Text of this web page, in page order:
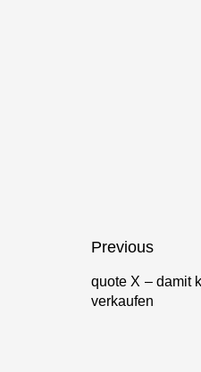
Previous
Previous
post:
quote X – damit
verkaufen